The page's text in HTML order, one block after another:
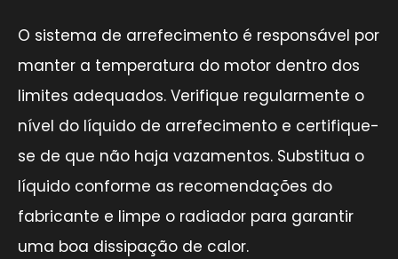
O sistema de arrefecimento é responsável por
manter a temperatura do motor dentro dos
limites adequados. Verifique regularmente o
nível do líquido de arrefecimento e certifique-
se de que não haja vazamentos. Substitua o
líquido conforme as recomendações do
fabricante e limpe o radiador para garantir
uma boa dissipação de calor.